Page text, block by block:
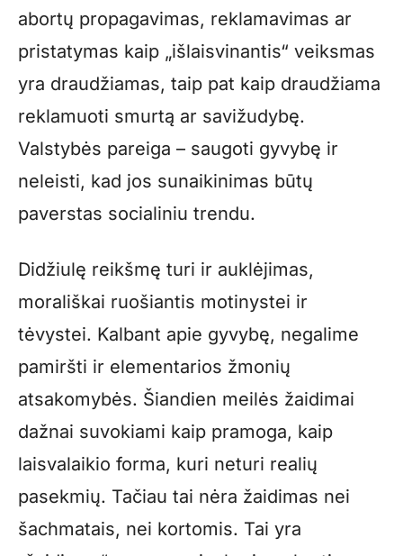
abortų propagavimas, reklamavimas ar
pristatymas kaip „išlaisvinantis“ veiksmas
yra draudžiamas, taip pat kaip draudžiama
reklamuoti smurtą ar savižudybę.
Valstybės pareiga – saugoti gyvybę ir
neleisti, kad jos sunaikinimas būtų
paverstas socialiniu trendu.
Didžiulę reikšmę turi ir auklėjimas,
morališkai ruošiantis motinystei ir
tėvystei. Kalbant apie gyvybę, negalime
pamiršti ir elementarios žmonių
atsakomybės. Šiandien meilės žaidimai
dažnai suvokiami kaip pramoga, kaip
laisvalaikio forma, kuri neturi realių
pasekmių. Tačiau tai nėra žaidimas nei
šachmatais, nei kortomis. Tai yra